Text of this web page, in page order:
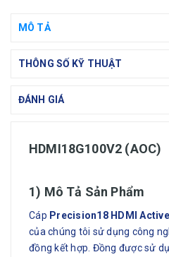
MÔ TẢ
THÔNG SỐ KỸ THUẬT
ĐÁNH GIÁ
HDMI18G100V2 (AOC)
1) Mô Tả Sản Phẩm
Cáp Precision18 HDMI
của chúng tôi sử dụng công
đồng kết hợp. Đồng được sử